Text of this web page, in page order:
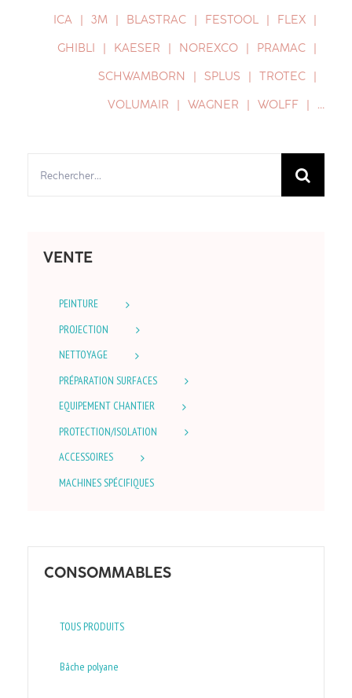
ICA
3M BLASTRAC FESTOOL
FLEX
GHIBLI
KAESER NOREXCO
PRAMAC
SCHWAMBORN
SPLUS
TROTEC
VOLUMAIR
WAGNER WOLFF …
VENTE
PEINTURE
PROJECTION
NETTOYAGE
PRÉPARATION SURFACES
EQUIPEMENT CHANTIER
PROTECTION/ISOLATION
ACCESSOIRES
MACHINES SPÉCIFIQUES
CONSOMMABLES
TOUS PRODUITS
Bâche polyane